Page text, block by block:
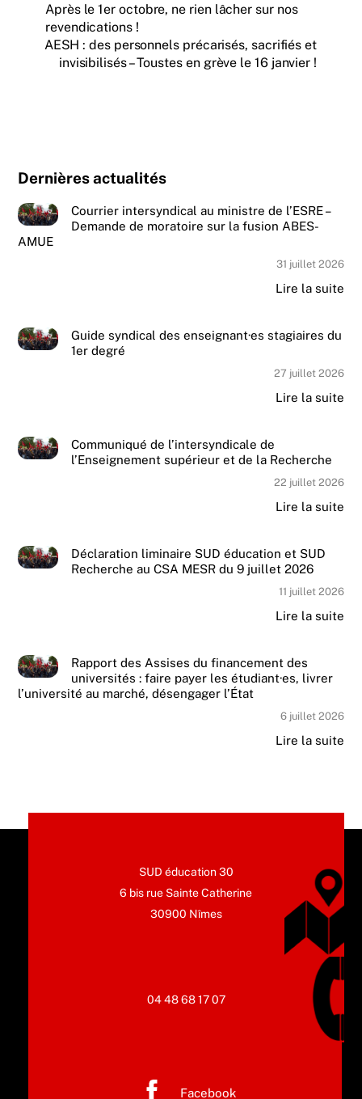
Après le 1er octobre, ne rien lâcher sur nos
revendications !
AESH : des personnels précarisés, sacrifiés et
invisibilisés – Toustes en grève le 16 janvier !
Dernières actualités
Courrier intersyndical au ministre de l’ESRE –
Demande de moratoire sur la fusion ABES-
AMUE
31 juillet 2026
Lire la suite
Guide syndical des enseignant·es stagiaires du
1er degré
27 juillet 2026
Lire la suite
Communiqué de l’intersyndicale de
l’Enseignement supérieur et de la Recherche
22 juillet 2026
Lire la suite
Déclaration liminaire SUD éducation et SUD
Recherche au CSA MESR du 9 juillet 2026
11 juillet 2026
Lire la suite
Rapport des Assises du financement des
universités : faire payer les étudiant·es, livrer
l’université au marché, désengager l’État
6 juillet 2026
Lire la suite
SUD éducation 30
6 bis rue Sainte Catherine
30900 Nîmes
04 48 68 17 07
Facebook